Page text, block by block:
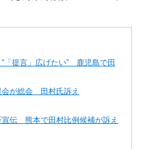
提言」広げたい” 鹿児島で田
会が総会 田村氏訴え
伝 熊本で田村比例候補が訴え